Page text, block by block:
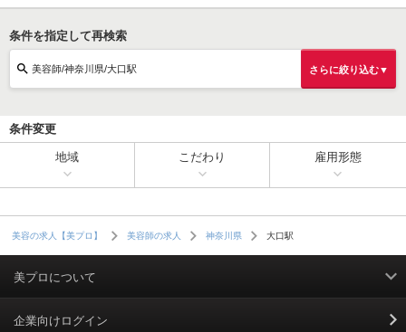
条件を指定して再検索
美容師/神奈川県/大口駅 さらに絞り込む▼
条件変更
地域 こだわり 雇用形態
美容の求人【美プロ】 美容師の求人 神奈川県 大口駅
美プロについて
利用規約
企業向けログイン